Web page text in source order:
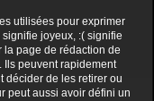
utilisées pour exprimer
joyeux, :( signifie
la page de rédaction de
Ils peuvent rapidement
décider de les retirer ou
peut aussi avoir défini un